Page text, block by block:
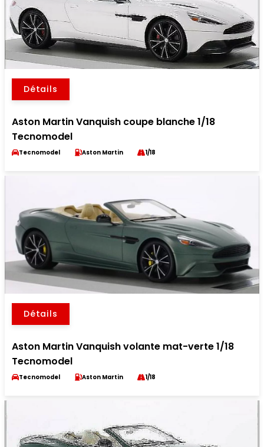
Détails
Aston Martin Vanquish coupe blanche 1/18
Tecnomodel
Tecnomodel Aston Martin 1/18
Détails
Aston Martin Vanquish volante mat-verte 1/18
Tecnomodel
Tecnomodel Aston Martin 1/18